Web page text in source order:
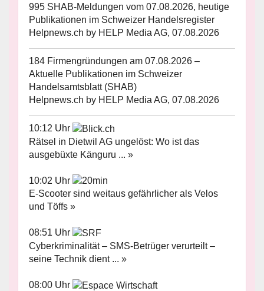
995 SHAB-Meldungen vom 07.08.2026, heutige
Publikationen im Schweizer Handelsregister
Helpnews.ch by HELP Media AG, 07.08.2026
184 Firmengründungen am 07.08.2026 –
Aktuelle Publikationen im Schweizer
Handelsamtsblatt (SHAB)
Helpnews.ch by HELP Media AG, 07.08.2026
10:12 Uhr
Rätsel in Dietwil AG ungelöst: Wo ist das
ausgebüxte Känguru ... »
10:02 Uhr
E-Scooter sind weitaus gefährlicher als Velos
und Töffs »
08:51 Uhr
Cyberkriminalität – SMS-Betrüger verurteilt –
seine Technik dient ... »
08:00 Uhr